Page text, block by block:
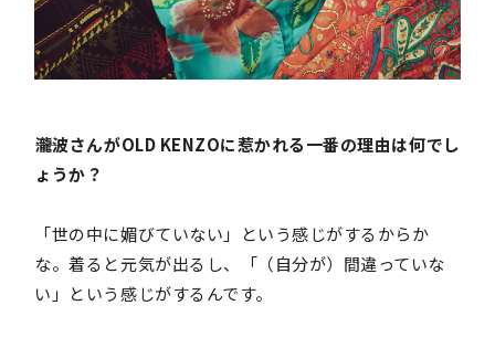
――瀧波さんがOLD KENZOに惹かれる一番の理由は何でし
ょうか？
「世の中に媚びていない」という感じがするからか
な。着ると元気が出るし、「（自分が）間違っていな
い」という感じがするんです。